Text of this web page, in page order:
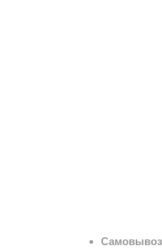
Самовывоз